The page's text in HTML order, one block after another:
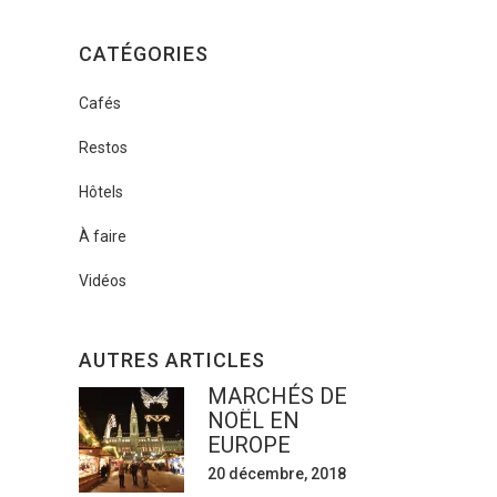
CATÉGORIES
Cafés
Restos
Hôtels
À faire
Vidéos
AUTRES ARTICLES
MARCHÉS DE
NOËL EN
EUROPE
20 décembre, 2018